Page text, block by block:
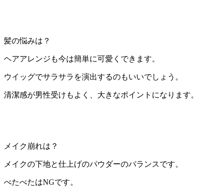
髪の悩みは？
ヘアアレンジも今は簡単に可愛くできます。
ウイッグでサラサラを演出するのもいいでしょう。
清潔感が男性受けもよく、大きなポイントになります。
メイク崩れは？
メイクの下地と仕上げのパウダーのバランスです。
べたべたはNGです。